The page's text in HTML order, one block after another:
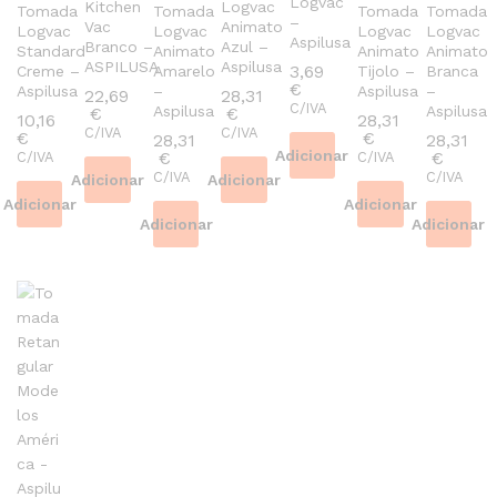
Tomada
Logvac
Standard
Creme –
Aspilusa
10,16
€
C/IVA
Adicionar
Kitchen
Vac
Branco –
ASPILUSA
22,69
€
C/IVA
Adicionar
Tomada
Logvac
Animato
Amarelo
–
Aspilusa
28,31
€
C/IVA
Adicionar
Logvac
Animato
Azul –
Aspilusa
28,31
€
C/IVA
Adicionar
–
Aspilusa
3,69
€
C/IVA
Adicionar
Tomada
Logvac
Animato
Tijolo –
Aspilusa
28,31
€
C/IVA
Adicionar
Tomada
Logvac
Animato
Branca
–
Aspilusa
28,31
€
C/IVA
Adicionar